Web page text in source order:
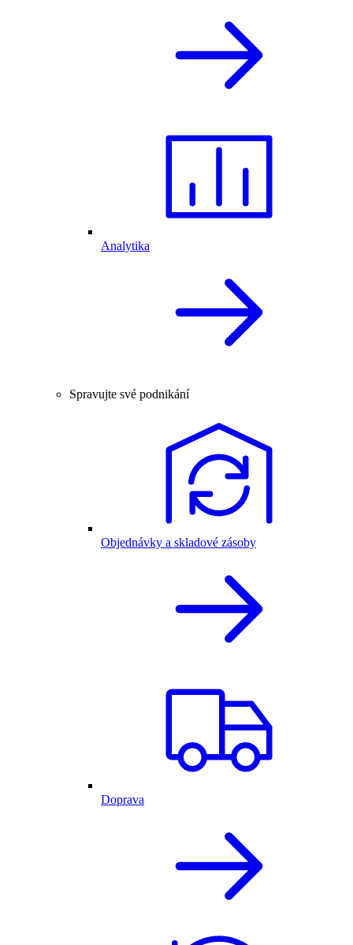
Analytika
Spravujte své podnikání
Objednávky a skladové zásoby
Doprava